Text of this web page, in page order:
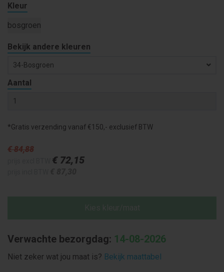
Kleur
bosgroen
Bekijk andere kleuren
34-Bosgroen
Aantal
*Gratis verzending vanaf €150,- exclusief BTW
€ 84,88
€ 72,15
Verwachte bezorgdag: 14-08-2026
Niet zeker wat jou maat is? Bekijk maattabel